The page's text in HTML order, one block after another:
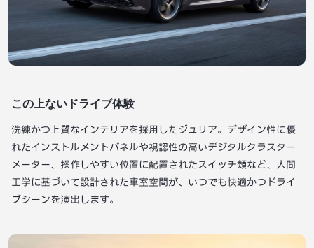
この上ないドライブ体験
洗練かつ上質なインテリアを採用したジュリア。デザイン性に優
れたインストルメントパネルや視認性の高いデジタルクラスター
メーター、操作しやすい位置に配置されたスイッチ類など、人間
工学に基づいて設計された車室空間が、いつでも快適かつドライ
ブシーンを演出します。